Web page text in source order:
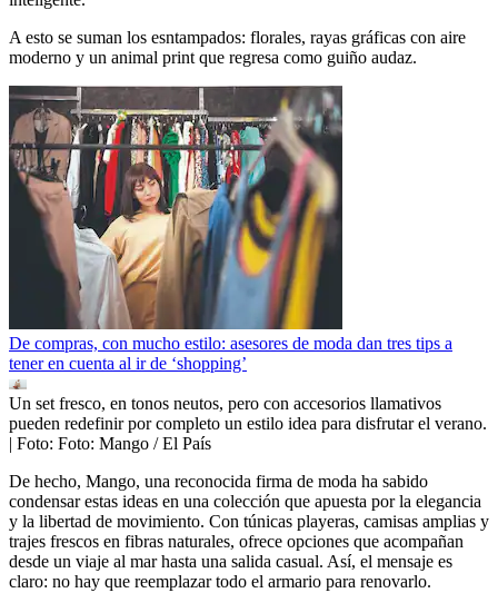
A esto se suman los esntampados: florales, rayas gráficas con aire
moderno y un animal print que regresa como guiño audaz.
De compras, con mucho estilo: asesores de moda dan tres tips a
tener en cuenta al ir de ‘shopping’
Un set fresco, en tonos neutos, pero con accesorios llamativos
pueden redefinir por completo un estilo idea para disfrutar el verano.
| Foto: Foto: Mango / El País
De hecho, Mango, una reconocida firma de moda ha sabido
condensar estas ideas en una colección que apuesta por la elegancia
y la libertad de movimiento. Con túnicas playeras, camisas amplias y
trajes frescos en fibras naturales, ofrece opciones que acompañan
desde un viaje al mar hasta una salida casual. Así, el mensaje es
claro: no hay que reemplazar todo el armario para renovarlo.